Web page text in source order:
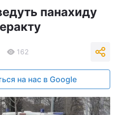
панахиду
162
на нас в Google